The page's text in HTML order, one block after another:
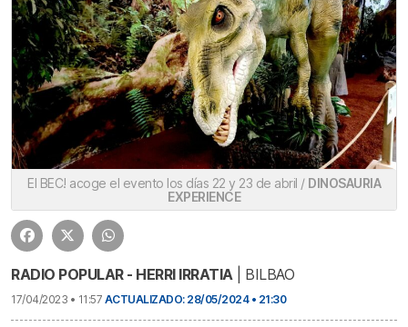
El BEC! acoge el evento los días 22 y 23 de abril / DINOSAURIA
EXPERIENCE
RADIO POPULAR - HERRI IRRATIA | BILBAO
17/04/2023 • 11:57 ACTUALIZADO: 28/05/2024 • 21:30